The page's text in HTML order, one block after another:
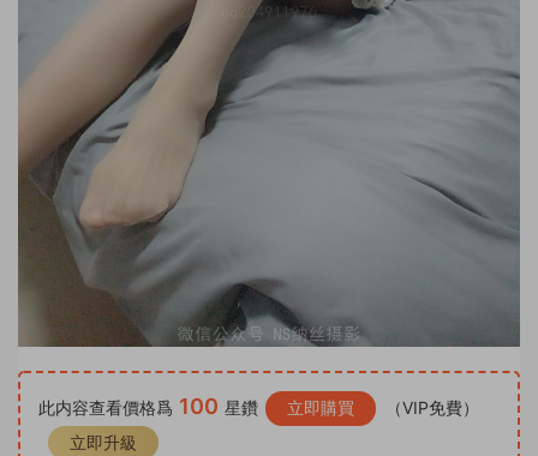
此内容查看價格爲 100 星鑽 立即購買
（VIP免費）
立即升級